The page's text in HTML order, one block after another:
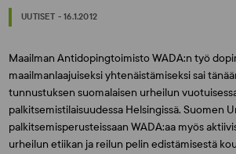
UUTISET - 16.1.2012
Maailman Antidopingtoimisto WADA:n työ
maailmanlaajuiseksi yhtenäistämiseksi sai
tunnustuksen suomalaisen urheilun
palkitsemistilaisuudessa Helsingissä. Suomen
palkitsemisperusteissaan WADA:aa myös
urheilun etiikan ja reilun pelin edistämisestä